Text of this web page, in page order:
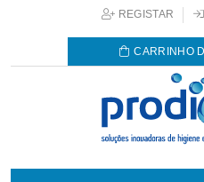
REGISTAR
CARRINHO